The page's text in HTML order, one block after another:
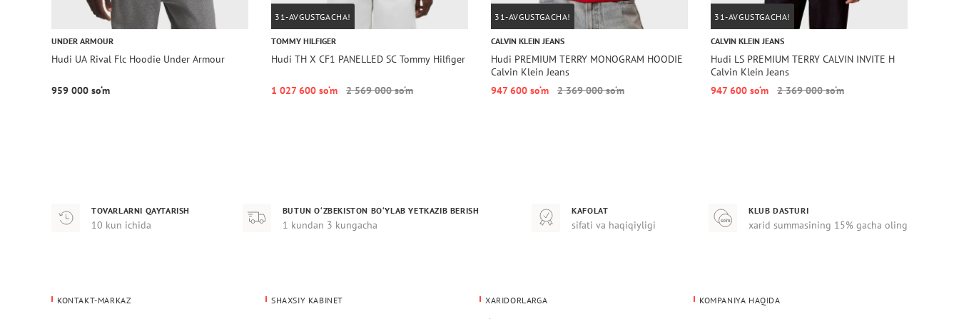
UNDER ARMOUR
Hudi UA Rival Flc Hoodie Under Armour
959 000 so‘m
31-AVGUSTGACHA!
TOMMY HILFIGER
Hudi TH X CF1 PANELLED SC Tommy Hilfiger
1 027 600 so‘m 2 569 000 so‘m
31-AVGUSTGACHA!
CALVIN KLEIN JEANS
Hudi PREMIUM TERRY MONOGRAM HOODIE
Calvin Klein Jeans
947 600 so‘m
2 369 000 so‘m
31-AVGUSTGACHA!
CALVIN KLEIN JEANS
Hudi LS PREMIUM TERRY CALVIN INVITE H
Calvin Klein Jeans
947 600 so‘m
2 369 000 so‘m
TOVARLARNI QAYTARISH
10 kun ichida
BUTUN O‘ZBEKISTON BO‘YLAB YETKAZIB BERISH
1 kundan 3 kungacha
KAFOLAT
sifati va haqiqiyligi
KLUB DASTURI
xarid summasining 15% gacha oling
KONTAKT-MARKAZ SHAXSIY KABINET XARIDORLARGA KOMPANIYA HAQIDA